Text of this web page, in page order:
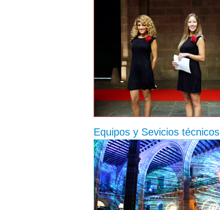
Equipos y Sevicios técnicos